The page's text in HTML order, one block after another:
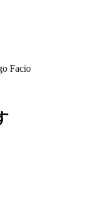
Facio